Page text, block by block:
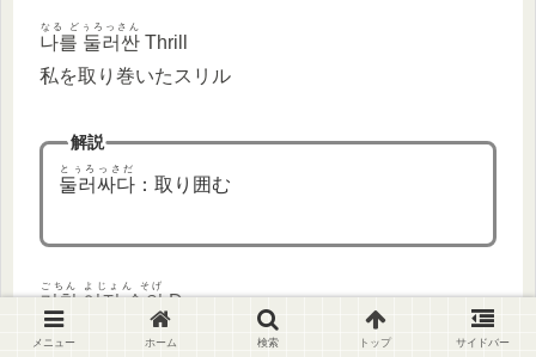
나를 둘러싼
なる どぅろっさん
Thrill
私を取り巻いたスリル
解説
둘러싸다
とぅろっさだ
：取り囲む
거친 여정 속의
ごちん よじょん そげ
Drama
激しい旅の中のドラマ
メニュー ホーム 検索 トップ サイドバー